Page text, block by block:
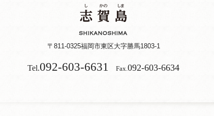
〒811-0325福岡市東区大字勝馬1803‐1
Tel.092-603-6631 Fax. 092-603-6634